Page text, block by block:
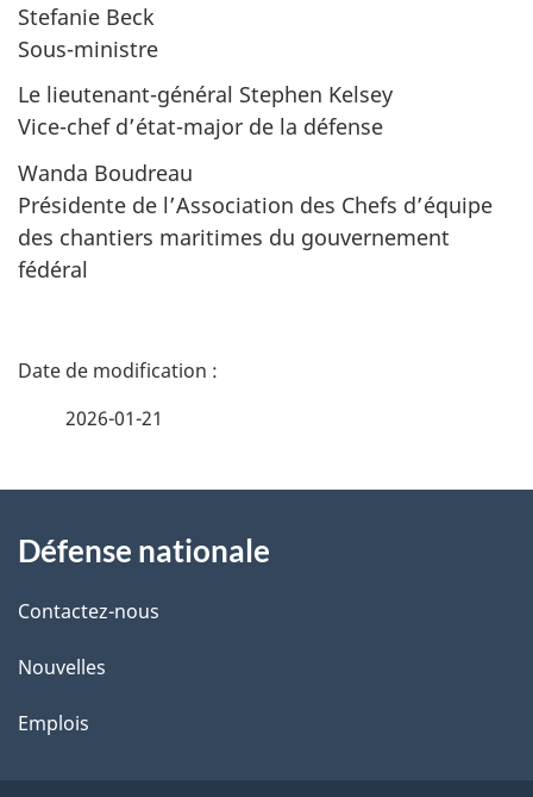
Stefanie Beck
Sous-ministre
Le lieutenant-général Stephen Kelsey
Vice-chef d’état-major de la défense
Wanda Boudreau
Présidente de l’Association des Chefs d’équipe
des chantiers maritimes du gouvernement
fédéral
D
i
l
s
d
2026-01-21
propos
de
ce
site
Défense nationale
Contactez-nous
Nouvelles
Emplois